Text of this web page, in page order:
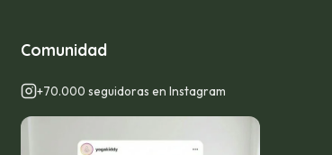
Comunidad
+70.000 seguidoras en Instagram